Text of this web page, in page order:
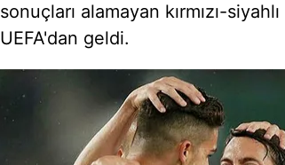
sonuçları alamayan kırmızı-
UEFA'dan geldi.